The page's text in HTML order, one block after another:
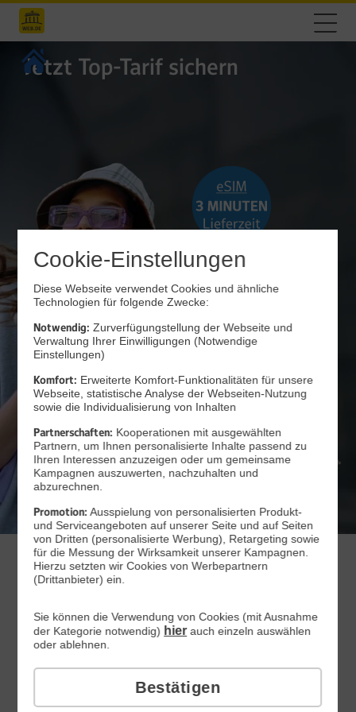
Jetzt Top-Tarif sichern
WEB.DE Handytarife
All-Net-Flat
Mit Vertragslaufzeit Monatlich kündbar
Cookie-Einstellungen
Diese Webseite verwendet Cookies und ähnliche
Technologien für folgende Zwecke:
Notwendig: Zurverfügungstellung der Webseite und
Verwaltung Ihrer Einwilligungen (Notwendige
Einstellungen)
Komfort: Erweiterte Komfort-Funktionalitäten für unsere
Webseite, statistische Analyse der Webseiten-Nutzung
sowie die Individualisierung von Inhalten
Partnerschaften: Kooperationen mit ausgewählten
Partnern, um Ihnen personalisierte Inhalte passend zu
Ihren Interessen anzuzeigen oder um gemeinsame
Kampagnen auszuwerten, nachzuhalten und
abzurechnen.
Promotion:Ausspielung von personalisierten Produkt-
und Serviceangeboten auf unserer Seite und auf Seiten
von Dritten (personalisierte Werbung), Retargeting sowie
für die Messung der Wirksamkeit unserer Kampagnen.
Hierzu setzten wir Cookies von Werbepartnern
(Drittanbieter) ein.
Sie können die Verwendung von Cookies (mit Ausnahme
der Kategorie notwendig) hierauch einzeln auswählen
oder ablehnen.
Bestätigen